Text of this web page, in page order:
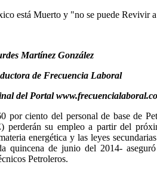
está Muerto y "no se puede Revivir
Martínez González
de Frecuencia Laboral
del Portal
por ciento del personal de base de
perderán su empleo a partir del
energética y las leyes
quincena de junio del 2014-
Petroleros.